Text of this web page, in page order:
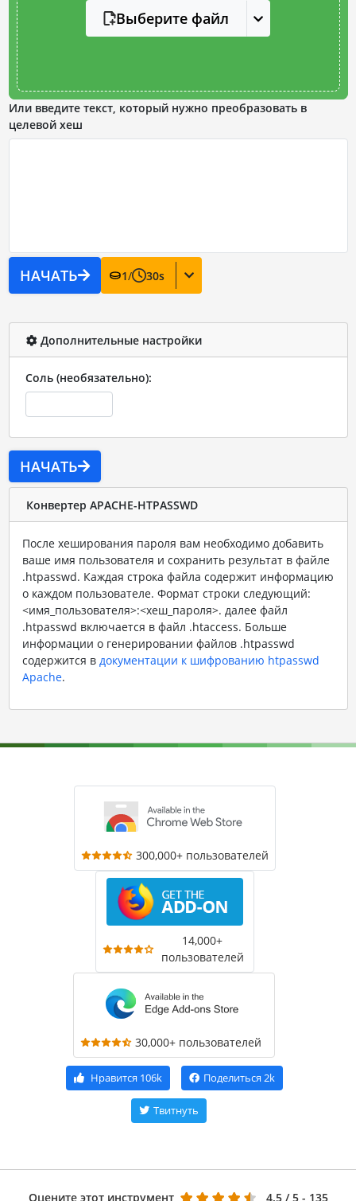
Выберите файл
Или введите текст, который нужно преобразовать в
целевой хеш
НАЧАТЬ 1/ 30s
Дополнительные настройки
Соль (необязательно):
НАЧАТЬ
Конвертер APACHE-HTPASSWD
После хеширования пароля вам необходимо добавить
ваше имя пользователя и сохранить результат в файле
.htpasswd. Каждая строка файла содержит информацию
о каждом пользователе. Формат строки следующий:
<имя_пользователя>:<хеш_пароля>. далее файл
.htpasswd включается в файл .htaccess. Больше
информации о генерировании файлов .htpasswd
содержится в документации к шифрованию htpasswd
Apache.
300,000+ пользователей
14,000+
пользователей
30,000+ пользователей
Нравится 106k Поделиться 2k
Твитнуть
Оцените этот инструмент 4.5 / 5 - 135